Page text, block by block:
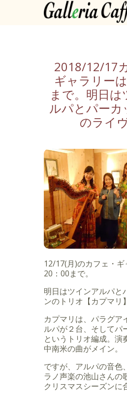
2018/12/17
ギャラリー
まで。明日は
ルパとパーカ
のライ
12/17(月)のカフェ・ギ
20：00まで。
明日はツインアルパと
ンのトリオ【カプマリ
カプマリは、パラグア
ルパが２台、そしてパ
というトリオ編成。演
中南米の曲がメイン。
ですが、アルパの音色
ラノ声楽の池山さんの
クリスマスシーズンに